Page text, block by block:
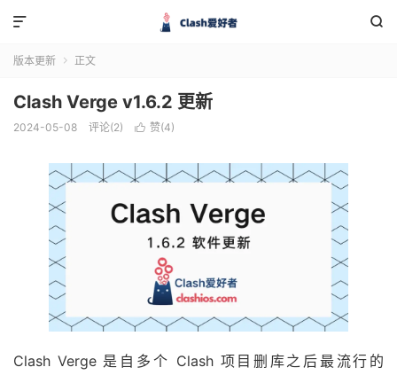


版本更新  正文
Clash Verge v1.6.2 更新
2024-05-08 评论(2)  赞(4)
Clash Verge 是自多个 Clash 项目删库之后最流行的